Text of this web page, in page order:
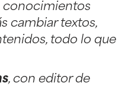
conocimientos
cambiar textos,
todo lo que
, con editor de